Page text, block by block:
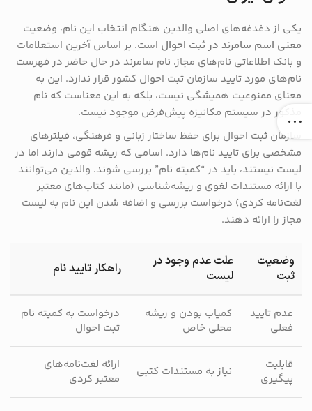
یکی از دغدغه‌های اصلی والدین هنگام انتخاب این نام، وضعیت
معنی اسم سامرند در ثبت احوال است. بر اساس آخرین استعلامات
و بانک اطلاعاتی نام‌های مجاز، نام سامرند در حال حاضر در فهرست
نام‌های مورد تایید سازمان ثبت احوال کشور قرار ندارد. این به
معنای ممنوعیت همیشگی نیست، بلکه به این معناست که نام
مذکور در سیستم مکانیزه پیش‌فرض موجود نیست.
سازمان ثبت احوال برای حفظ ساختار زبانی و فرهنگی، فیلترهای
مشخصی برای تایید نام‌ها دارد. اسامی که ریشه قومی دارند اما در
لیست نیستند، باید در “کمیته نام” بررسی شوند. والدین می‌توانند
با ارائه مستندات لغوی و ریشه‌شناسی (مانند کتاب‌های معتبر
لغت‌نامه کردی) درخواست بررسی و اضافه شدن این نام به لیست
مجاز را ارائه دهند.
وضعیت
ثبت
علت عدم وجود در
لیست
راهکار تایید نام
عدم تایید
فعلی
کمیاب بودن و ریشه
محلی خاص
درخواست به کمیته نام
ثبت احوال
قابلیت
پیگیری
نیاز به مستندات کتبی
ارائه لغت‌نامه‌های
معتبر کردی